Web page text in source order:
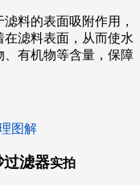
料的表面吸附作用，
滤料表面，从而使水
有机物等含量，保障
图解
过滤器实拍